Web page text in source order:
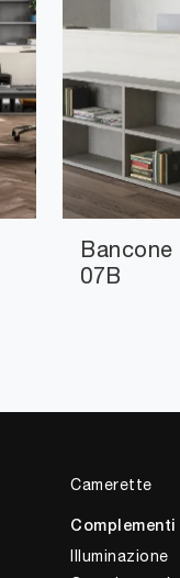
07B
Camerette
Complementi
Illuminazione